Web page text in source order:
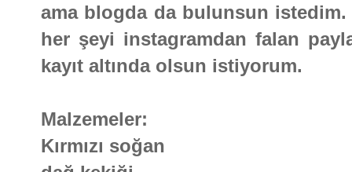
ama blogda da bulunsun istedim.
her şeyi instagramdan falan
kayıt altında olsun istiyorum.
Malzemeler:
Kırmızı soğan